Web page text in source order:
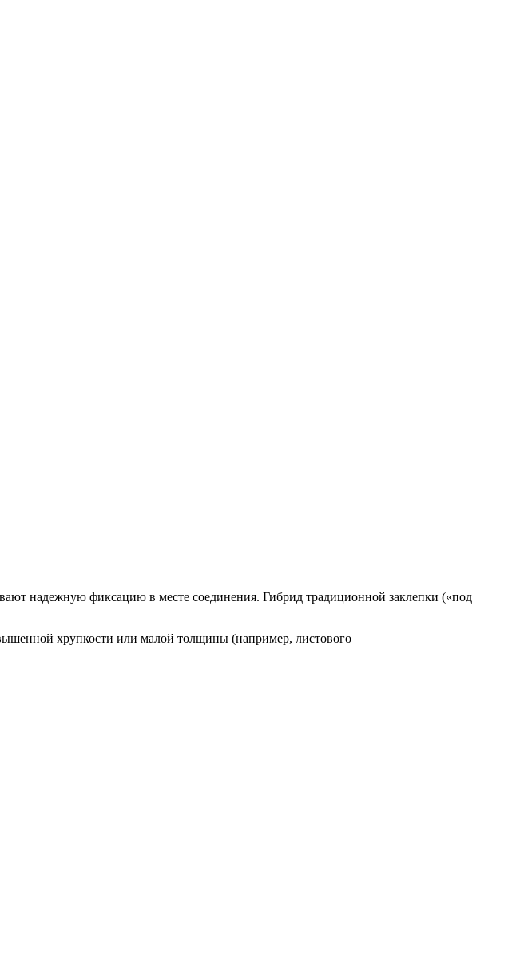
надежную фиксацию в месте соединения. Гибрид традиционной заклепки («под
хрупкости или малой толщины (например, листового